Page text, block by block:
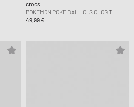
crocs
POKEMON POKE BALL CLS CLOG T
49,99 €